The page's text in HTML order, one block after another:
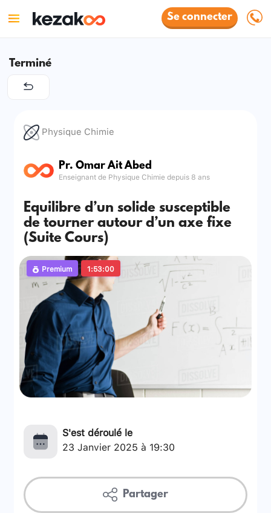
Se connecter
Terminé
Physique Chimie
Pr. Omar Ait Abed
Enseignant de Physique Chimie depuis 8 ans
Equilibre d’un solide susceptible
de tourner autour d’un axe fixe
(Suite Cours)
Premium 1:53:00
S'est déroulé le
23 Janvier 2025 à 19:30
Partager